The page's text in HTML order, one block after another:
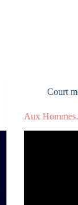
Court
Aux